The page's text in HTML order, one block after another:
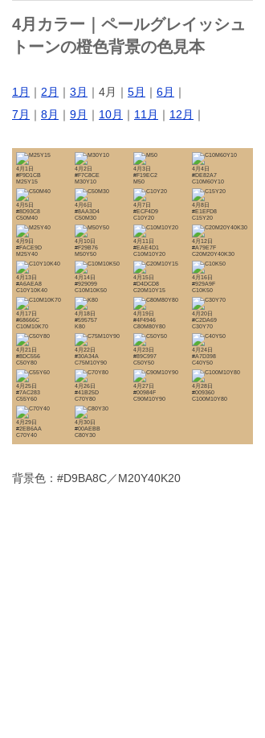
4月カラー｜ペールグレイッシュ
トーンの橙色背景の色見本
1月 ｜ 2月 ｜ 3月 ｜4月｜ 5月 ｜ 6月 ｜
7月 ｜ 8月 ｜ 9月 ｜ 10月 ｜ 11月 ｜ 12月 ｜
4月1日
#F9D1CB
M25Y15
4月2日
#F7C8CE
M30Y10
4月3日
#F19EC2
M50
4月4日
#DE82A7
C10M60Y10
4月5日
#8D93C8
C50M40
4月6日
#8AA3D4
C50M30
4月7日
#ECF4D9
C10Y20
4月8日
#E1EFD8
C15Y20
4月9日
#FACE9D
M25Y40
4月10日
#F29B76
M50Y50
4月11日
#EAE4D1
C10M10Y20
4月12日
#A79E7F
C20M20Y40K30
4月13日
#A6AEA8
C10Y10K40
4月14日
#929099
C10M10K50
4月15日
#D4DCD8
C20M10Y15
4月16日
#929A9F
C10K50
4月17日
#68666C
C10M10K70
4月18日
#595757
K80
4月19日
#4F4946
C80M80Y80
4月20日
#C2DA69
C30Y70
4月21日
#8DC556
C50Y80
4月22日
#30A34A
C75M10Y90
4月23日
#89C997
C50Y50
4月24日
#A7D398
C40Y50
4月25日
#7AC283
C55Y60
4月26日
#41B25D
C70Y80
4月27日
#00984F
C90M10Y90
4月28日
#009360
C100M10Y80
4月29日
#2EB6AA
C70Y40
4月30日
#00AEBB
C80Y30
背景色：#D9BA8C／M20Y40K20